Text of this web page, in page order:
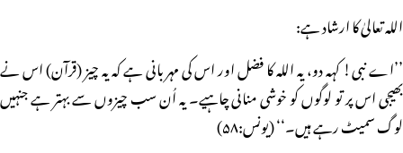
اللہ تعالیٰ کا ارشاد ہے:
’’اے نبی! کہہ دو، یہ اللہ کا فضل اور اس کی مہربانی ہے کہ یہ چیز (قرآن) اس نے
بھیجی اس پر تو لوگوں کو خوشی منانی چاہیے۔ یہ اُن سب چیزوں سے بہتر ہے جنہیں
لوگ سمیٹ رہے ہیں۔‘‘ (یونس:۵۸)